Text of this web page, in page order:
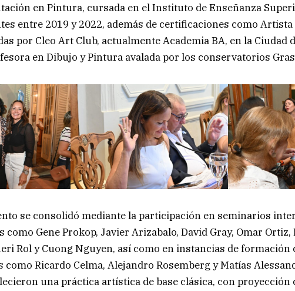
en Pintura, cursada en el Instituto de Enseñanza
entre 2019 y 2022, además de certificaciones como
por Cleo Art Club, actualmente Academia BA, en la Ciudad
en Dibujo y Pintura avalada por los conservatorios
se consolidó mediante la participación en seminarios
como Gene Prokop, Javier Arizabalo, David Gray, Omar
Rol y Cuong Nguyen, así como en instancias de formación
Ricardo Celma, Alejandro Rosemberg y Matías
una práctica artística de base clásica, con proyección